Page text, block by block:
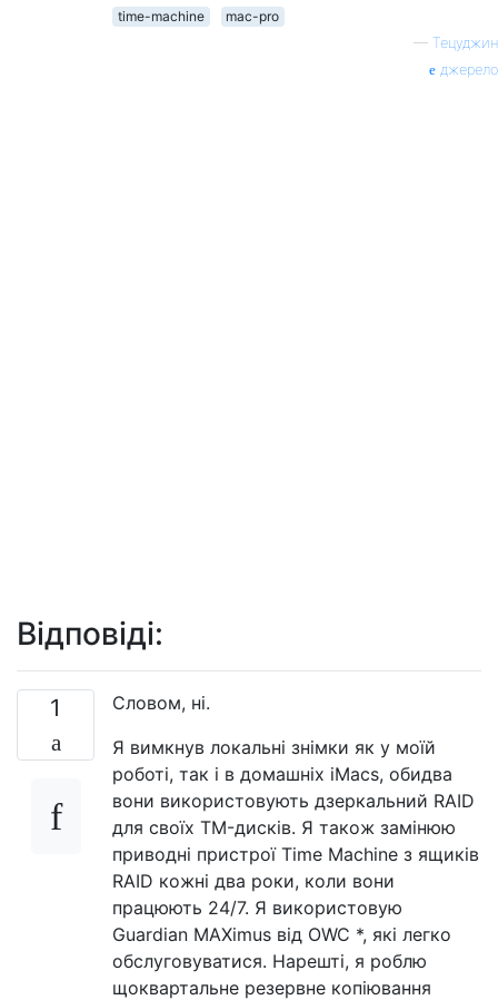
time-machine
mac-pro
— Тецуджин
джерело
Відповіді:
1
Словом, ні.
Я вимкнув локальні знімки як у моїй
роботі, так і в домашніх iMacs, обидва
вони використовують дзеркальний RAID
для своїх TM-дисків. Я також замінюю
приводні пристрої Time Machine з ящиків
RAID кожні два роки, коли вони
працюють 24/7. Я використовую
Guardian MAXimus від OWC *, які легко
обслуговуватися. Нарешті, я роблю
щоквартальне резервне копіювання